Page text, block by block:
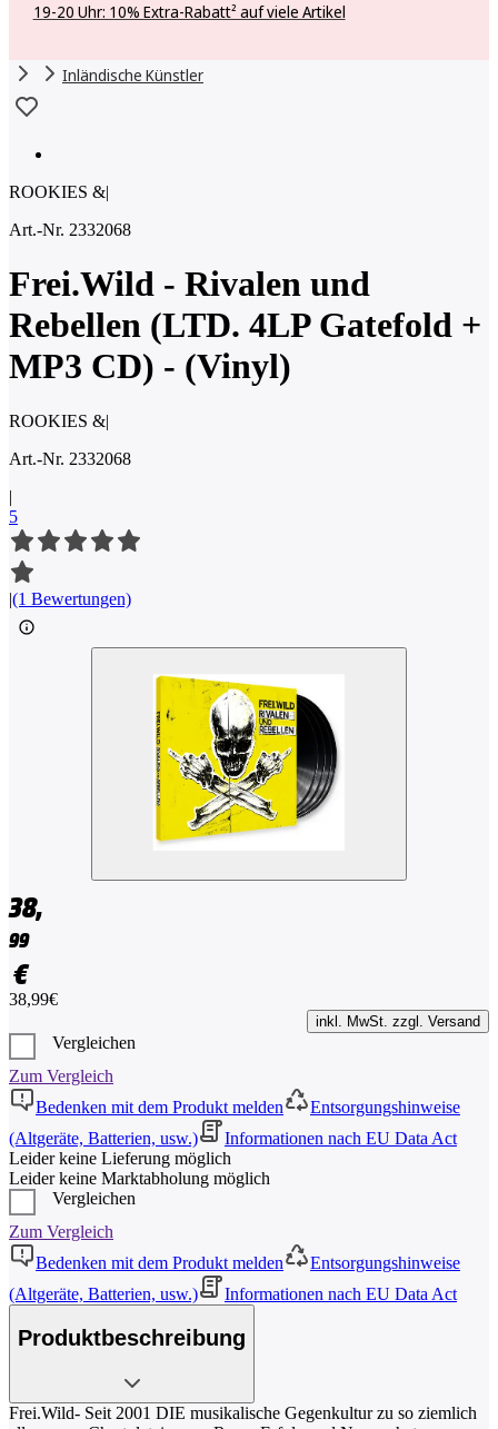
19-20 Uhr: 10% Extra-Rabatt² auf viele Artikel
Inländische Künstler
ROOKIES &|
Art.-Nr. 2332068
Frei.Wild - Rivalen und
Rebellen (LTD. 4LP Gatefold +
MP3 CD) - (Vinyl)
ROOKIES &|
Art.-Nr. 2332068
|
5
|(1 Bewertungen)
38,
99
€
38,99€
inkl. MwSt. zzgl. Versand
Vergleichen
Zum Vergleich
Bedenken mit dem Produkt melden
Entsorgungshinweise
(Altgeräte, Batterien, usw.)
Informationen nach EU Data Act
Leider keine Lieferung möglich
Leider keine Marktabholung möglich
Vergleichen
Zum Vergleich
Bedenken mit dem Produkt melden
Entsorgungshinweise
(Altgeräte, Batterien, usw.)
Informationen nach EU Data Act
Produktbeschreibung
Frei.Wild- Seit 2001 DIE musikalische Gegenkultur zu so ziemlich